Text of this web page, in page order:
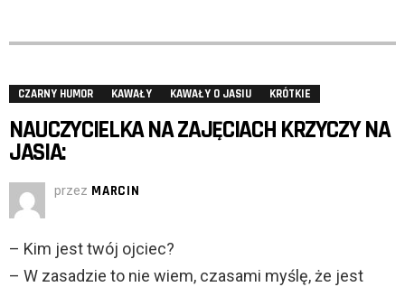
CZARNY HUMOR KAWAŁY KAWAŁY O JASIU KRÓTKIE
NAUCZYCIELKA NA ZAJĘCIACH KRZYCZY NA
JASIA:
przez MARCIN
– Kim jest twój ojciec?
– W zasadzie to nie wiem, czasami myślę, że jest